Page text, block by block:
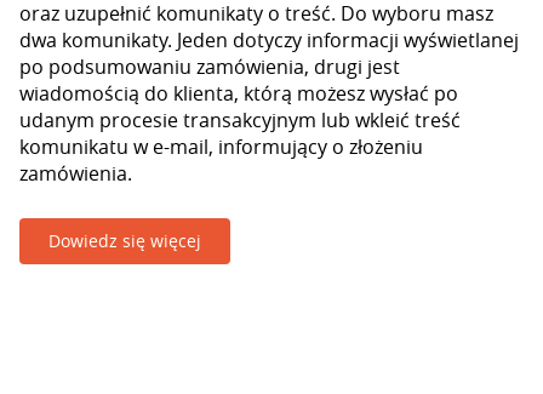
oraz uzupełnić komunikaty o treść. Do wyboru masz
dwa komunikaty. Jeden dotyczy informacji wyświetlanej
po podsumowaniu zamówienia, drugi jest
wiadomością do klienta, którą możesz wysłać po
udanym procesie transakcyjnym lub wkleić treść
komunikatu w e-mail, informujący o złożeniu
zamówienia.
Dowiedz się więcej